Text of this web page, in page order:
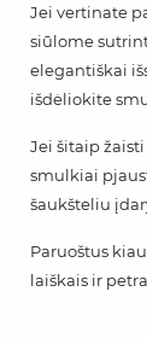
Jei vertinate
siūlome
elegantiškai
išdėliokite
Jei šitaip
smulkiai
šaukšteliu
Paruoštus
laiškais ir